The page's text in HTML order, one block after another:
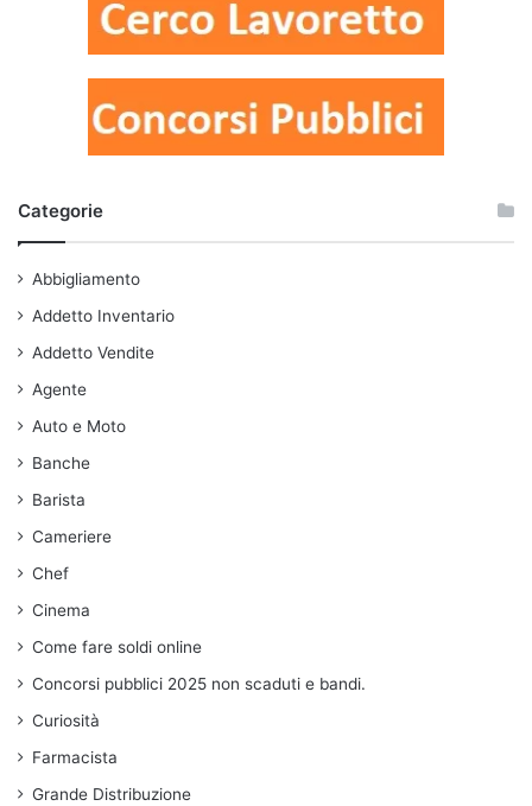
Categorie
Abbigliamento
Addetto Inventario
Addetto Vendite
Agente
Auto e Moto
Banche
Barista
Cameriere
Chef
Cinema
Come fare soldi online
Concorsi pubblici 2025 non scaduti e bandi.
Curiosità
Farmacista
Grande Distribuzione